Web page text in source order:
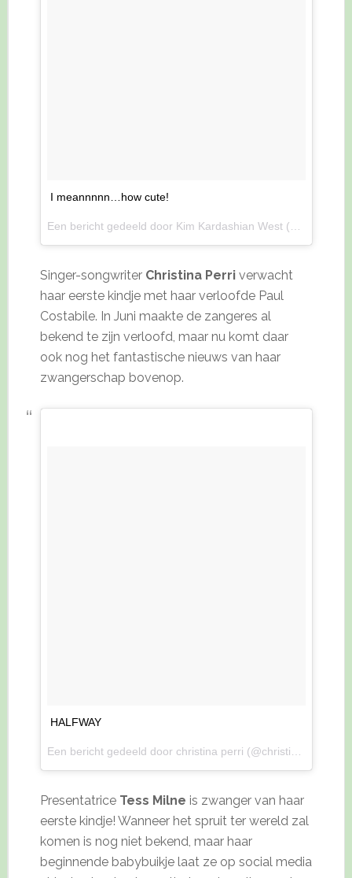
I meannnnn…how cute!
Singer-songwriter Christina Perriverwacht
haar eerste kindje met haar verloofde Paul
Costabile. In Juni maakte de zangeres al
bekend te zijn verloofd, maar nu komt daar
ook nog het fantastische nieuws van haar
zwangerschap bovenop.
HALFWAY
Presentatrice Tess Milne is zwanger van haar
eerste kindje! Wanneer het spruit ter wereld zal
komen is nog niet bekend, maar haar
beginnende babybuikje laat ze op social media